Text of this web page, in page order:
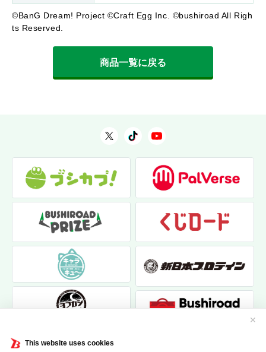
This website uses cookies
✕
©BanG Dream! Project ©Craft Egg Inc. ©bushiroad All Righ
ts Reserved.
商品一覧に戻る